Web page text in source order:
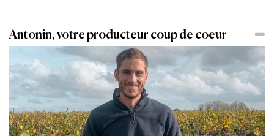
Antonin, votre producteur coup de coeur